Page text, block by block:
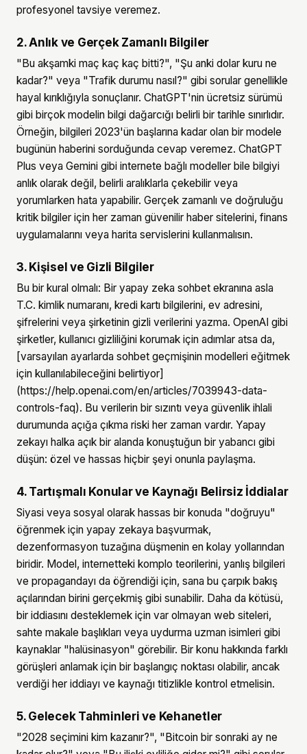
profesyonel tavsiye veremez.
2. Anlık ve Gerçek Zamanlı Bilgiler
"Bu akşamki maç kaç kaç bitti?", "Şu anki dolar kuru ne
kadar?" veya "Trafik durumu nasıl?" gibi sorular genellikle
hayal kırıklığıyla sonuçlanır. ChatGPT'nin ücretsiz sürümü
gibi birçok modelin bilgi dağarcığı belirli bir tarihle sınırlıdır.
Örneğin, bilgileri 2023'ün başlarına kadar olan bir modele
bugünün haberini sorduğunda cevap veremez. ChatGPT
Plus veya Gemini gibi internete bağlı modeller bile bilgiyi
anlık olarak değil, belirli aralıklarla çekebilir veya
yorumlarken hata yapabilir. Gerçek zamanlı ve doğruluğu
kritik bilgiler için her zaman güvenilir haber sitelerini, finans
uygulamalarını veya harita servislerini kullanmalısın.
3. Kişisel ve Gizli Bilgiler
Bu bir kural olmalı: Bir yapay zeka sohbet ekranına asla
T.C. kimlik numaranı, kredi kartı bilgilerini, ev adresini,
şifrelerini veya şirketinin gizli verilerini yazma. OpenAI gibi
şirketler, kullanıcı gizliliğini korumak için adımlar atsa da,
[varsayılan ayarlarda sohbet geçmişinin modelleri eğitmek
için kullanılabileceğini belirtiyor]
(https://help.openai.com/en/articles/7039943-data-
controls-faq). Bu verilerin bir sızıntı veya güvenlik ihlali
durumunda açığa çıkma riski her zaman vardır. Yapay
zekayı halka açık bir alanda konuştuğun bir yabancı gibi
düşün: özel ve hassas hiçbir şeyi onunla paylaşma.
4. Tartışmalı Konular ve Kaynağı Belirsiz İddialar
Siyasi veya sosyal olarak hassas bir konuda "doğruyu"
öğrenmek için yapay zekaya başvurmak,
dezenformasyon tuzağına düşmenin en kolay yollarından
biridir. Model, internetteki komplo teorilerini, yanlış bilgileri
ve propagandayı da öğrendiği için, sana bu çarpık bakış
açılarından birini gerçekmiş gibi sunabilir. Daha da kötüsü,
bir iddiasını desteklemek için var olmayan web siteleri,
sahte makale başlıkları veya uydurma uzman isimleri gibi
kaynaklar "halüsinasyon" görebilir. Bir konu hakkında farklı
görüşleri anlamak için bir başlangıç noktası olabilir, ancak
verdiği her iddiayı ve kaynağı titizlikle kontrol etmelisin.
5. Gelecek Tahminleri ve Kehanetler
"2028 seçimini kim kazanır?", "Bitcoin bir sonraki ay ne